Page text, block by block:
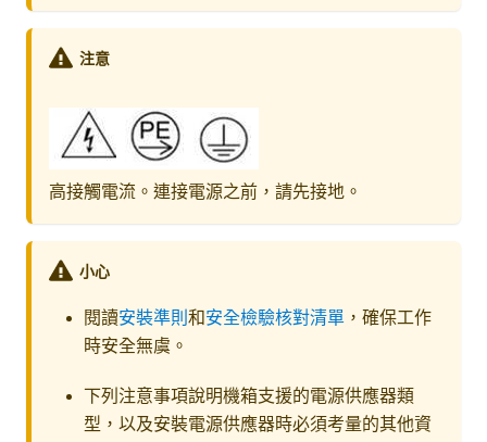
注意
高接觸電流。連接電源之前，請先接地。
小心
閱讀安裝準則 和安全檢驗核對清單 ，確保工作
時安全無虞。
下列注意事項說明機箱支援的電源供應器類
型，以及安裝電源供應器時必須考量的其他資